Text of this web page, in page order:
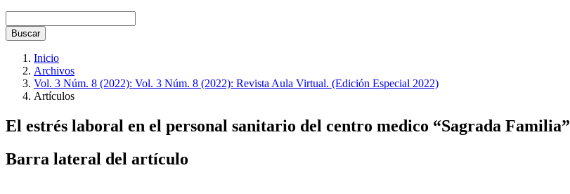
Buscar
Inicio
Archivos
Vol. 3 Núm. 8 (2022): Vol. 3 Núm. 8 (2022): Revista Aula Virtual. (Edición Especial 2022)
Artículos
El estrés laboral en el personal sanitario del centro medico “Sagrada Familia”
Barra lateral del artículo